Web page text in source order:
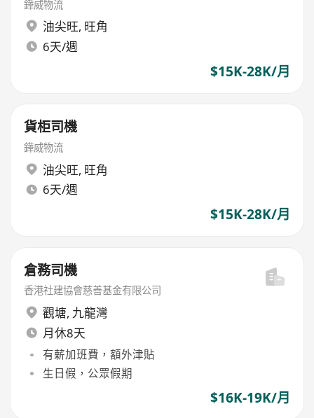
鏵威物流
油尖旺, 旺角
6天/週
$15K-28K/月
貨柜司機
鏵威物流
油尖旺, 旺角
6天/週
$15K-28K/月
倉務司機
香港社建協會慈善基金有限公司
觀塘, 九龍灣
月休8天
有薪加班費，額外津貼
生日假，公眾假期
$16K-19K/月